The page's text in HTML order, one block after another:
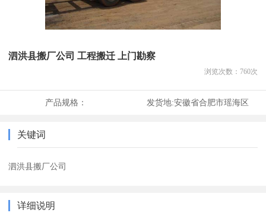
泗洪县搬厂公司 工程搬迁 上门勘察
浏览次数： 760次
产品规格： 发货地:安徽省合肥市瑶海区
关键词
泗洪县搬厂公司
详细说明